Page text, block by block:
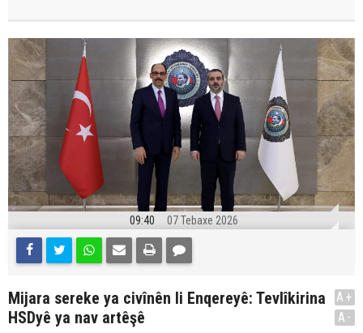
09:40 07 Tebaxe 2026
Mijara sereke ya civînên li Enqereyê: Tevlîkirina
HSDyê ya nav artêşê
A+
A-